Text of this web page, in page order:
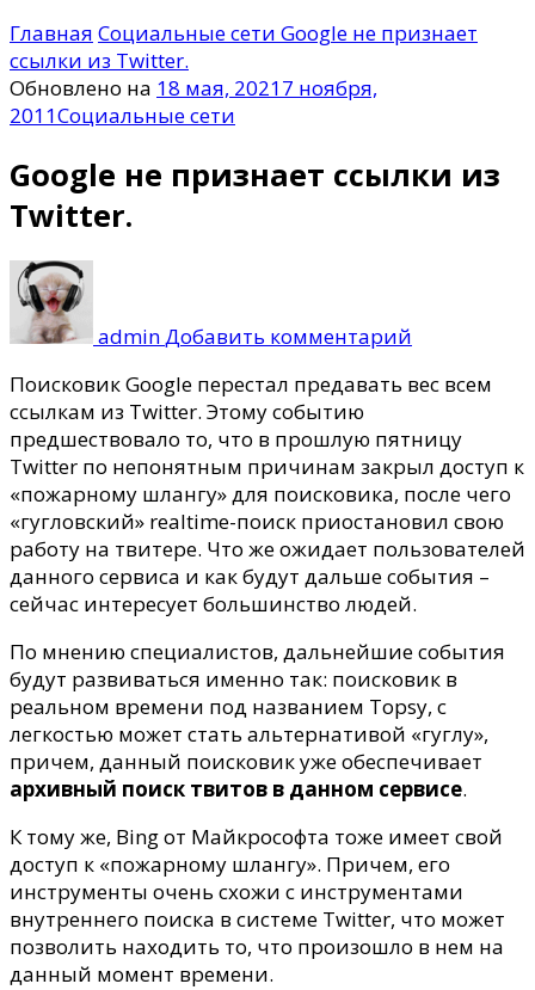
Главная Социальные сети Google не признает
ссылки из Twitter.
Обновлено на 18 мая, 20217 ноября,
2011Социальные сети
Google не признает ссылки из
Twitter.
adminДобавить комментарий
не
признает
из
Twitter.
Поисковик Google перестал предавать вес всем
ссылкам из Twitter. Этому событию
предшествовало то, что в прошлую пятницу
Twitter по непонятным причинам закрыл доступ к
«пожарному шлангу» для поисковика, после чего
«гугловский» realtime-поиск приостановил свою
работу на твитере. Что же ожидает пользователей
данного сервиса и как будут дальше события –
сейчас интересует большинство людей.
По мнению специалистов, дальнейшие события
будут развиваться именно так: поисковик в
реальном времени под названием Topsy, с
легкостью может стать альтернативой «гуглу»,
причем, данный поисковик уже обеспечивает
архивный поиск твитов в данном сервисе.
К тому же, Bing от Майкрософта тоже имеет свой
доступ к «пожарному шлангу». Причем, его
инструменты очень схожи с инструментами
внутреннего поиска в системе Twitter, что может
позволить находить то, что произошло в нем на
данный момент времени.